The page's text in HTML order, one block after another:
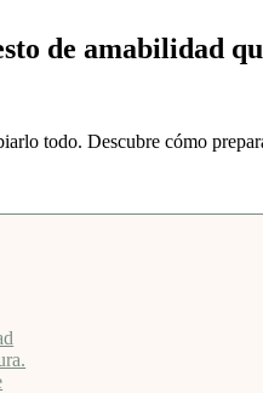
de amabilidad
todo. Descubre cómo